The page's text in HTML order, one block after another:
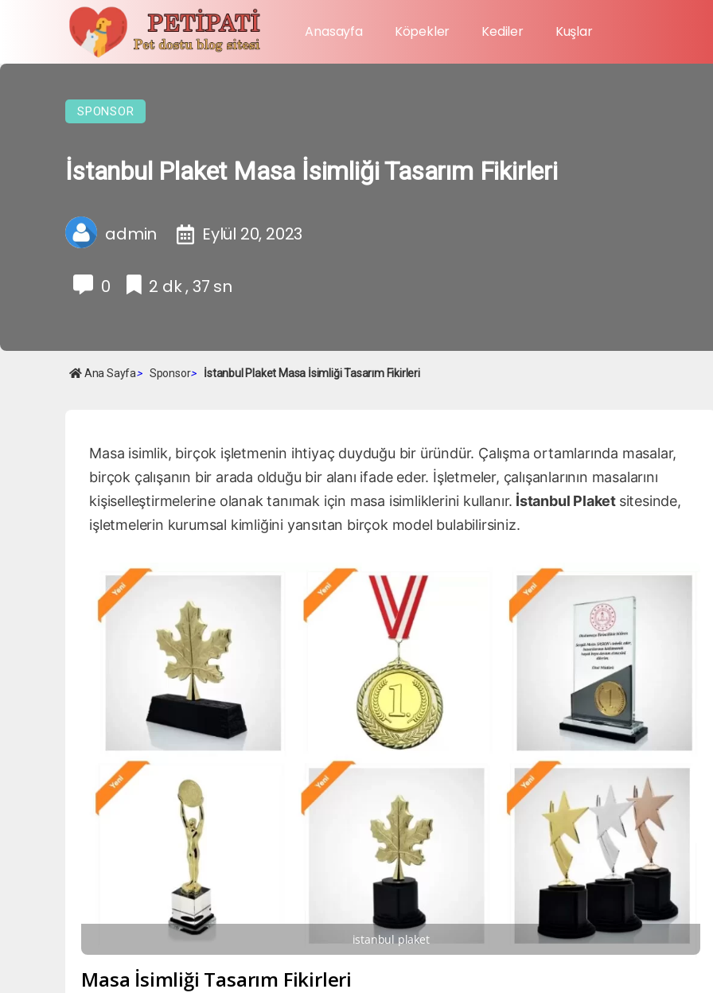
Anasayfa Köpekler Kediler Kuşlar
SPONSOR
İstanbul Plaket Masa İsimliği Tasarım Fikirleri
admin Eylül 20, 2023
0 2 dk , 37 sn
Ana Sayfa> Sponsor> İstanbul Plaket Masa İsimliği Tasarım Fikirleri
Masa isimlik, birçok işletmenin ihtiyaç duyduğu bir üründür. Çalışma ortamlarında masalar,
birçok çalışanın bir arada olduğu bir alanı ifade eder. İşletmeler, çalışanlarının masalarını
kişiselleştirmelerine olanak tanımak için masa isimliklerini kullanır. İstanbul Plaket sitesinde,
işletmelerin kurumsal kimliğini yansıtan birçok model bulabilirsiniz.
istanbul plaket
Masa İsimliği Tasarım Fikirleri